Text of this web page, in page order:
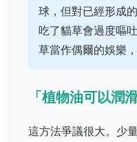
球，但對已經形成
吃了貓草會過度嘔
草當作偶爾的娛樂
「植物油可以潤
這方法爭議很大。少